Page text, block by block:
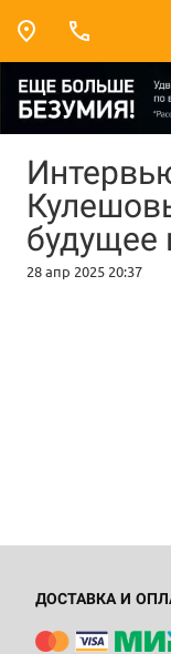
будущее
28 апр 2025 20:37
ДОСТАВКА И